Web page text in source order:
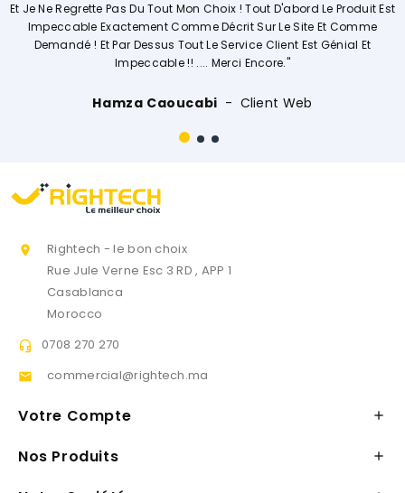
Mon Choix ! Tout D'abord Le Produit Est
Comme Décrit Sur Le Site Et Comme
Tout Le Service Client Est Génial Et
!! .... Merci Encore."
Client Web
Opérations. Société A

Rightech - le bon choix
Rue Jule Verne Esc 3 RD , APP 1
Casablanca
Morocco
 0708 270 270
 commercial@rightech.ma
Votre Compte 
Nos Produits 